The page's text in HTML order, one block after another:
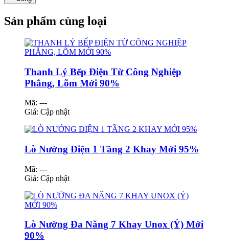
Sản phẩm cùng loại
Thanh Lý Bếp Điện Từ Công Nghiệp
Phẳng, Lõm Mới 90%
Mã: ---
Giá: Cập nhật
Lò Nướng Điện 1 Tầng 2 Khay Mới 95%
Mã: ---
Giá: Cập nhật
Lò Nường Đa Năng 7 Khay Unox (Ý) Mới
90%